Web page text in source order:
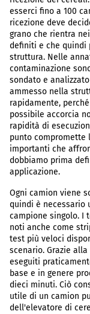
esserci fino a 100
ricezione deve
grano che rientra
definiti e che quindi
struttura. Nelle
contaminazione
sondato e
ammesso nella
rapidamente,
possibile accorcia
rapidità di
punto compromette
importanti che
dobbiamo prima
applicazione.
Ogni camion viene
quindi è necessario
campione singolo. I
noti anche come
test più veloci
scenario. Grazie
eseguiti
base e in genere
dieci minuti. Ciò
utile di un camion
dell'elevatore di